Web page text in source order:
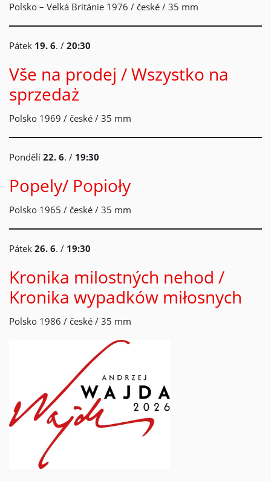
Polsko – Velká Británie 1976 / české / 35 mm
Pátek 19. 6. / 20:30
Vše na prodej / Wszystko na
sprzedaż
Polsko 1969 / české / 35 mm
Pondělí 22. 6. / 19:30
Popely/ Popioły
Polsko 1965 / české / 35 mm
Pátek 26. 6. / 19:30
Kronika milostných nehod /
Kronika wypadków miłosnych
Polsko 1986 / české / 35 mm